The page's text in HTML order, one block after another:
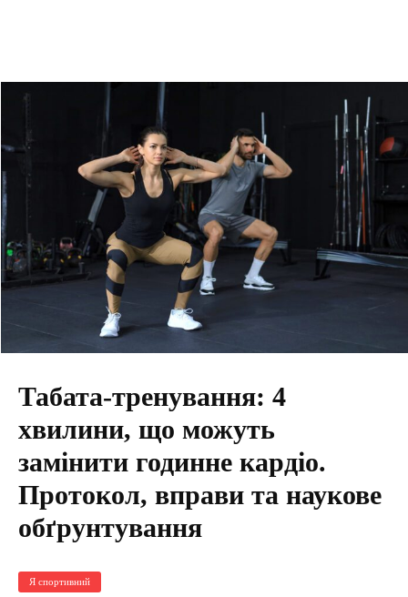
Табата-тренування: 4
хвилини, що можуть
замінити годинне кардіо.
Протокол, вправи та наукове
обґрунтування
Я спортивний